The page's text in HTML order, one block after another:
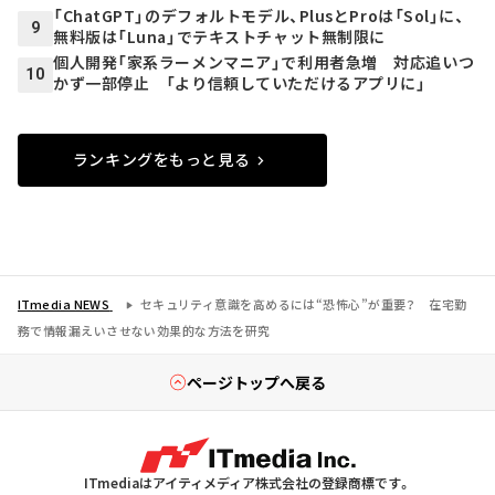
9
「ChatGPT」のデフォルトモデル、PlusとProは「Sol」に、
無料版は「Luna」でテキストチャット無制限に
10
個人開発「家系ラーメンマニア」で利用者急増 対応追いつ
かず一部停止 「より信頼していただけるアプリに」
ランキングをもっと見る
ITmedia NEWS
セキュリティ意識を高めるには“恐怖心”が重要？ 在宅勤
務で情報漏えいさせない効果的な方法を研究
ページトップへ戻る
ITmediaはアイティメディア株式会社の登録商標です。